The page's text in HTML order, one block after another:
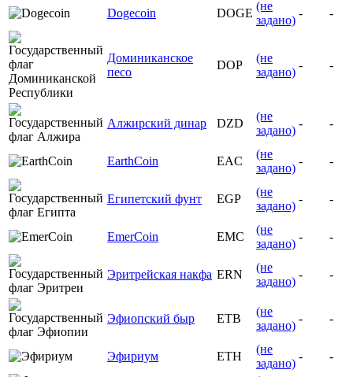
Dogecoin DOGE
(не
задано)
- -
Доминиканское
песо
DOP
(не
задано)
- -
Алжирский динар DZD
(не
задано)
- -
EarthCoin EAC
(не
задано)
- -
Египетский фунт EGP
(не
задано)
- -
EmerCoin EMC
(не
задано)
- -
Эритрейская накфа ERN
(не
задано)
- -
Эфиопский быр ETB
(не
задано)
- -
Эфириум ETH
(не
задано)
- -